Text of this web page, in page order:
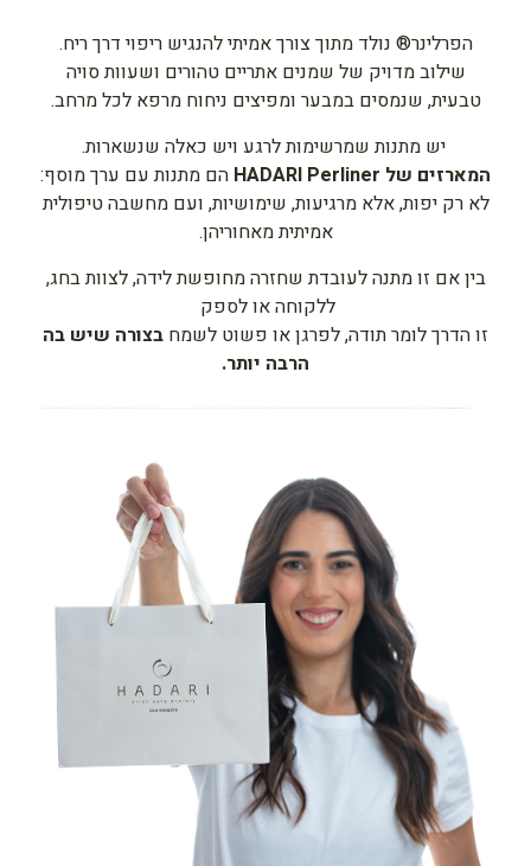
הפרלינר® נולד מתוך צורך אמיתי להנגיש ריפוי דרך ריח.
שילוב מדויק של שמנים אתריים טהורים ושעוות סויה
טבעית, שנמסים במבער ומפיצים ניחוח מרפא לכל מרחב.
יש מתנות שמרשימות לרגע ויש כאלה שנשארות.
המארזים של HADARI Perliner
הם מתנות עם ערך מוסף:
לא רק יפות, אלא מרגיעות, שימושיות, ועם מחשבה טיפולית
אמיתית מאחוריהן.
בין אם זו מתנה לעובדת שחזרה מחופשת לידה, לצוות בחג,
ללקוחה או לספק
זו הדרך לומר תודה, לפרגן או פשוט לשמח בצורה שיש בה
הרבה יותר.